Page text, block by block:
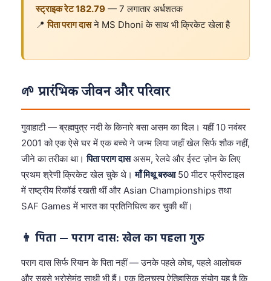
स्ट्राइक रेट 182.79 — 7 लगातार अर्धशतक
📍पिता पराग दासने MS Dhoni के साथ भी क्रिकेट खेला है
🌱 प्रारंभिक जीवन और परिवार
गुवाहाटी — ब्रह्मपुत्र नदी के किनारे बसा असम का दिल। यहीं 10 नवंबर
2001 को एक ऐसे घर में एक बच्चे ने जन्म लिया जहाँ खेल सिर्फ शौक नहीं,
जीने का तरीका था।पिता पराग दासअसम, रेलवे और ईस्ट ज़ोन के लिए
प्रथम श्रेणी क्रिकेट खेल चुके थे।माँ मिथू बरुआ50 मीटर फ्रीस्टाइल
में राष्ट्रीय रिकॉर्ड रखती थीं और Asian Championships तथा
SAF Games में भारत का प्रतिनिधित्व कर चुकी थीं।
👨 पिता — पराग दास: खेल का पहला गुरु
पराग दास सिर्फ रियान के पिता नहीं — उनके पहले कोच, पहले आलोचक
और सबसे भरोसेमंद साथी भी हैं। एक दिलचस्प ऐतिहासिक संयोग यह है कि